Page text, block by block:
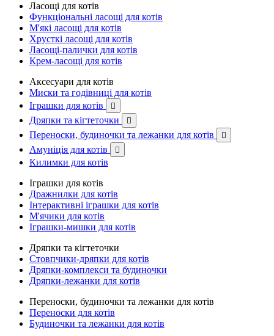
Ласощі для котів
Функціональні ласощі для котів
М'які ласощі для котів
Хрусткі ласощі для котів
Ласощі-палички для котів
Крем-ласощі для котів
Аксесуари для котів
Миски та годівниці для котів
Іграшки для котів

Дряпки та кігтеточки 
Переноски, будиночки та лежанки для котів 
Амуніція для котів 
Килимки для котів
Іграшки для котів
Дражнилки для котів
Інтерактивні іграшки для котів
М'ячики для котів
Іграшки-мишки для котів
Дряпки та кігтеточки
Стовпчики-дряпки для котів
Дряпки-комплекси та будиночки
Дряпки-лежанки для котів
Переноски, будиночки та лежанки для котів
Переноски для котів
Будиночки та лежанки для котів